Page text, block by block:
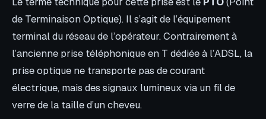
de Terminaison Optique). Il s’agit de l’équipement
terminal du réseau de l’opérateur. Contrairement à
l’ancienne prise téléphonique en T dédiée à l’ADSL, la
prise optique ne transporte pas de courant
électrique, mais des signaux lumineux via un fil de
verre de la taille d’un cheveu.